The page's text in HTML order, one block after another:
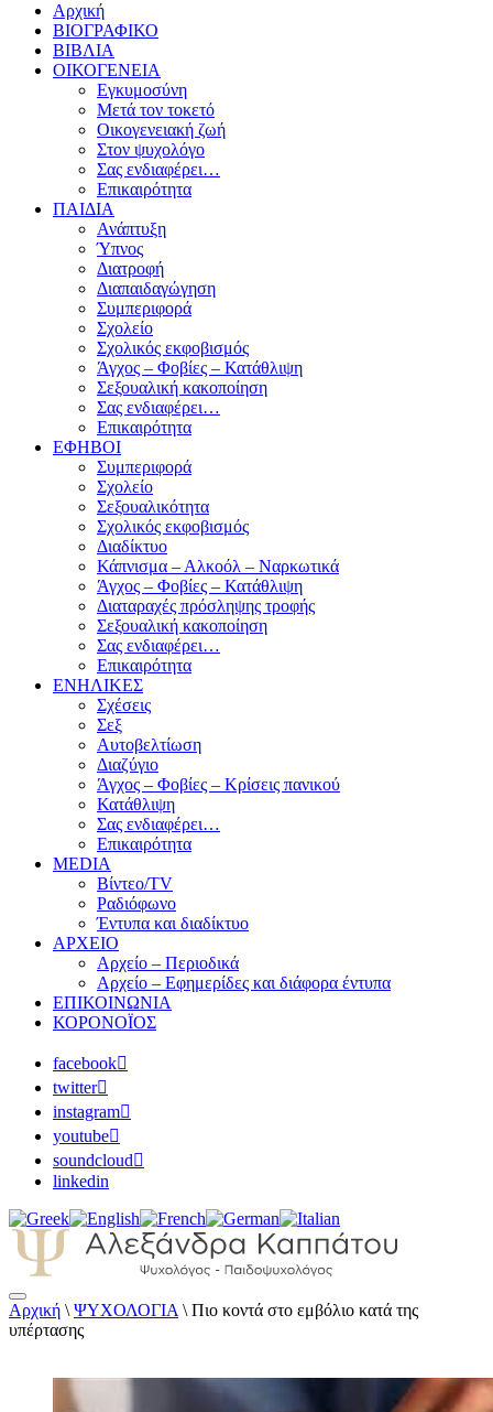
Αρχική
ΒΙΟΓΡΑΦΙΚΟ
ΒΙΒΛΙΑ
ΟΙΚΟΓΕΝΕΙΑ
Εγκυμοσύνη
Μετά τον τοκετό
Οικογενειακή ζωή
Στον ψυχολόγο
Σας ενδιαφέρει…
Επικαιρότητα
ΠΑΙΔΙΑ
Ανάπτυξη
Ύπνος
Διατροφή
Διαπαιδαγώγηση
Συμπεριφορά
Σχολείο
Σχολικός εκφοβισμός
Άγχος – Φοβίες – Κατάθλιψη
Σεξουαλική κακοποίηση
Σας ενδιαφέρει…
Επικαιρότητα
ΕΦΗΒΟΙ
Συμπεριφορά
Σχολείο
Σεξουαλικότητα
Σχολικός εκφοβισμός
Διαδίκτυο
Κάπνισμα – Αλκοόλ – Ναρκωτικά
Άγχος – Φοβίες – Κατάθλιψη
Διαταραχές πρόσληψης τροφής
Σεξουαλική κακοποίηση
Σας ενδιαφέρει…
Επικαιρότητα
ΕΝΗΛΙΚΕΣ
Σχέσεις
Σεξ
Αυτοβελτίωση
Διαζύγιο
Άγχος – Φοβίες – Κρίσεις πανικού
Κατάθλιψη
Σας ενδιαφέρει…
Επικαιρότητα
MEDIA
Βίντεο/TV
Ραδιόφωνο
Έντυπα και διαδίκτυο
ΑΡΧΕΙΟ
Αρχείο – Περιοδικά
Αρχείο – Εφημερίδες και διάφορα έντυπα
ΕΠΙΚΟΙΝΩΝΙΑ
ΚΟΡΟΝΟΪΟΣ
facebook
twitter
instagram
youtube
soundcloud
linkedin
Αλεξάνδρα Καππάτου Ψυχολόγος –
Παιδοψυχολόγος
Αρχική \ ΨΥΧΟΛΟΓΙΑ \ Πιο κοντά στο εμβόλιο κατά της
υπέρτασης